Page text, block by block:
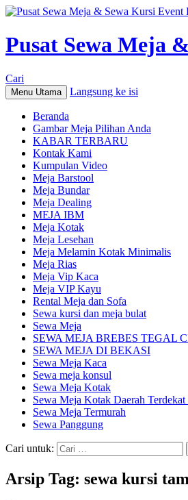
Pusat Sewa Meja
Cari
Menu Utama Langsung ke isi
Beranda
Gambar Meja Pilihan Anda
KABAR TERBARU
Kontak Kami
Kumpulan Video
Meja Barstool
Meja Bundar
Meja Dealing
MEJA IBM
Meja Kotak
Meja Lesehan
Meja Melamin Kotak Minimalis
Meja Rias
Meja Vip Kaca
Meja VIP Kayu
Rental Meja dan Sofa
Sewa kursi dan meja bulat
Sewa Meja
SEWA MEJA BREBES TEGAL
SEWA MEJA DI BEKASI
Sewa Meja Kaca
Sewa meja konsul
Sewa Meja Kotak
Sewa Meja Kotak Daerah
Sewa Meja Termurah
Sewa Panggung
Cari untuk:
Arsip Tag: sewa kursi